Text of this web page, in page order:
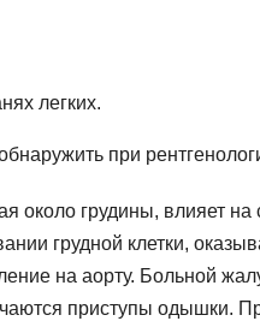
легких.
при
около грудины, влияет
грудной клетки,
на аорту. Больной
приступы одышки.